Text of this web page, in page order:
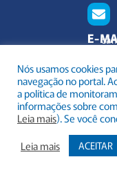
E-
br
Todos os direitos
Nós usamos cookies
navegação no portal.
a política de
informações sobre
Leia mais). Se você
Leia mais
ACEITAR